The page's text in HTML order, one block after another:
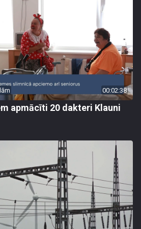
00:02:38
apmācīti 20 dakteri Klauni